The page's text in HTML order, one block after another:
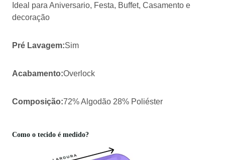
Ideal para Aniversario, Festa, Buffet, Casamento e
decoração
Pré Lavagem:Sim
Acabamento:Overlock
Composição:72% Algodão 28% Poliéster
Como o tecido é medido?